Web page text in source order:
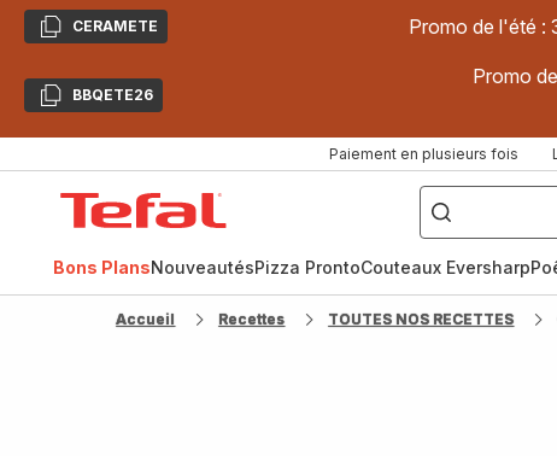
CopierCERAMETE Promo de l'été :
CopierBBQETE26
Promo
Paiement en plusieurs fois
["Poêles
inox,
Cake
Factory,
Bons PlansNouveautésPizza ProntoCouteaux Eversharp
Accueil Recettes TOUTES NOS RECETTES